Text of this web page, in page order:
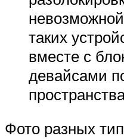
таких
вместе с
девайсами
Фото разных